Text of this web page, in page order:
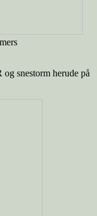
snestorm herude på